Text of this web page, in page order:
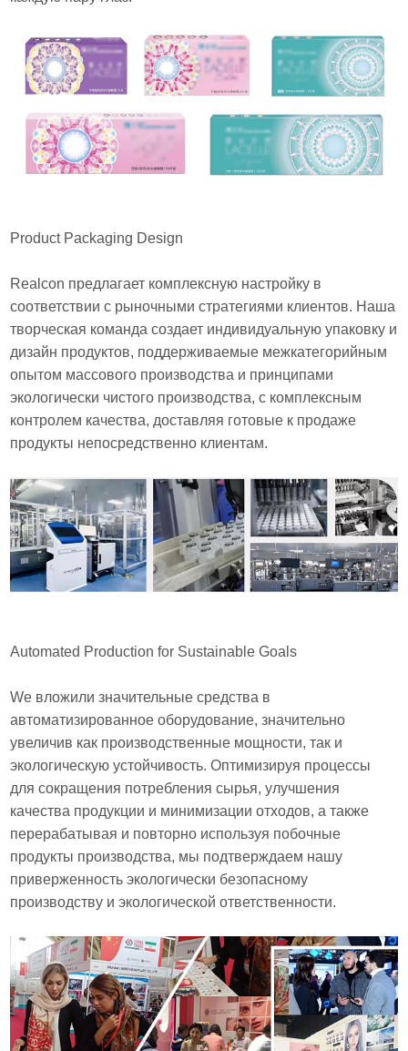
Product Packaging Design
Realcon предлагает комплексную настройку в
соответствии с рыночными стратегиями клиентов. Наша
творческая команда создает индивидуальную упаковку и
дизайн продуктов, поддерживаемые межкатегорийным
опытом массового производства и принципами
экологически чистого производства, с комплексным
контролем качества, доставляя готовые к продаже
продукты непосредственно клиентам.
Automated Production for Sustainable Goals
We вложили значительные средства в
автоматизированное оборудование, значительно
увеличив как производственные мощности, так и
экологическую устойчивость. Оптимизируя процессы
для сокращения потребления сырья, улучшения
качества продукции и минимизации отходов, а также
перерабатывая и повторно используя побочные
продукты производства, мы подтверждаем нашу
приверженность экологически безопасному
производству и экологической ответственности.